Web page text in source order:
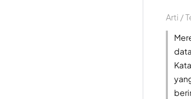
Arti /